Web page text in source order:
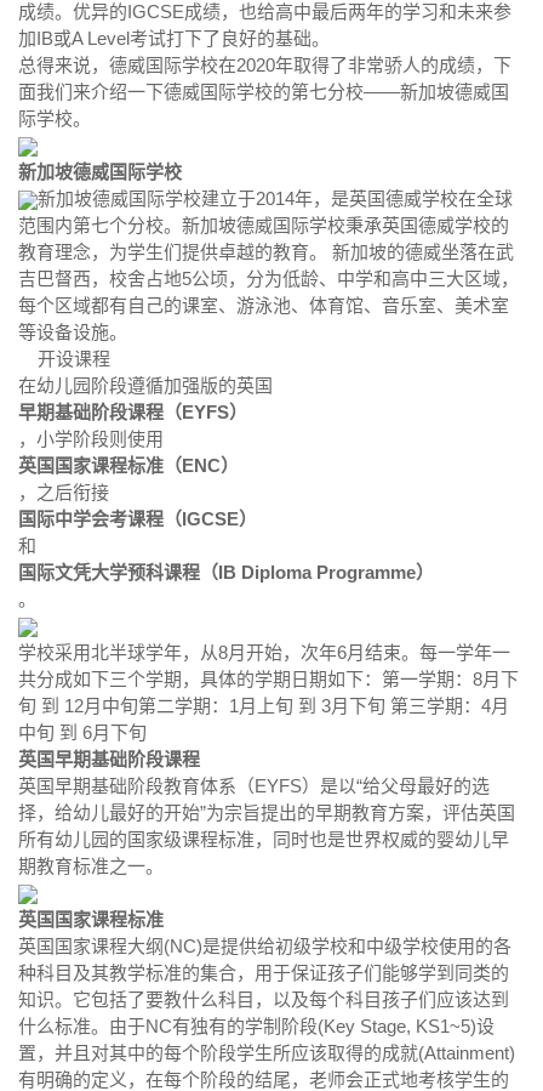
成绩。优异的IGCSE成绩，也给高中最后两年的学习和未来参
加IB或A Level考试打下了良好的基础。
总得来说，德威国际学校在2020年取得了非常骄人的成绩，下
面我们来介绍一下德威国际学校的第七分校——新加坡德威国
际学校。
新加坡德威国际学校
新加坡德威国际学校建立于2014年，是英国德威学校在全球
范围内第七个分校。新加坡德威国际学校秉承英国德威学校的
教育理念，为学生们提供卓越的教育。 新加坡的德威坐落在武
吉巴督西，校舍占地5公顷，分为低龄、中学和高中三大区域，
每个区域都有自己的课室、游泳池、体育馆、音乐室、美术室
等设备设施。
开设课程
在幼儿园阶段遵循加强版的英国
早期基础阶段课程（EYFS）
，小学阶段则使用
英国国家课程标准（ENC）
，之后衔接
国际中学会考课程（IGCSE）
和
国际文凭大学预科课程（IB Diploma Programme）
。
学校采用北半球学年，从8月开始，次年6月结束。每一学年一
共分成如下三个学期，具体的学期日期如下：第一学期：8月下
旬 到 12月中旬第二学期：1月上旬 到 3月下旬 第三学期：4月
中旬 到 6月下旬
英国早期基础阶段课程
英国早期基础阶段教育体系（EYFS）是以“给父母最好的选
择，给幼儿最好的开始”为宗旨提出的早期教育方案，评估英国
所有幼儿园的国家级课程标准，同时也是世界权威的婴幼儿早
期教育标准之一。
英国国家课程标准
英国国家课程大纲(NC)是提供给初级学校和中级学校使用的各
种科目及其教学标准的集合，用于保证孩子们能够学到同类的
知识。它包括了要教什么科目，以及每个科目孩子们应该达到
什么标准。由于NC有独有的学制阶段(Key Stage, KS1~5)设
置，并且对其中的每个阶段学生所应该取得的成就(Attainment)
有明确的定义，在每个阶段的结尾，老师会正式地考核学生的